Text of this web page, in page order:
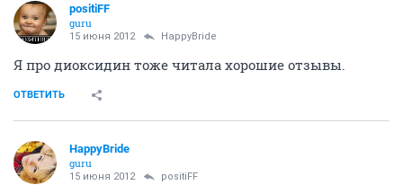
positiFF
guru
15 июня 2012 HappyBride
Я про диоксидин тоже читала хорошие отзывы.
ОТВЕТИТЬ
HappyBride
guru
15 июня 2012 positiFF